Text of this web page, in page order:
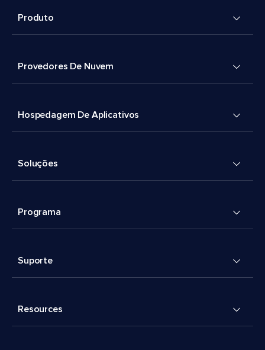
Produto
Provedores De Nuvem
Hospedagem De Aplicativos
Soluções
Programa
Suporte
Resources